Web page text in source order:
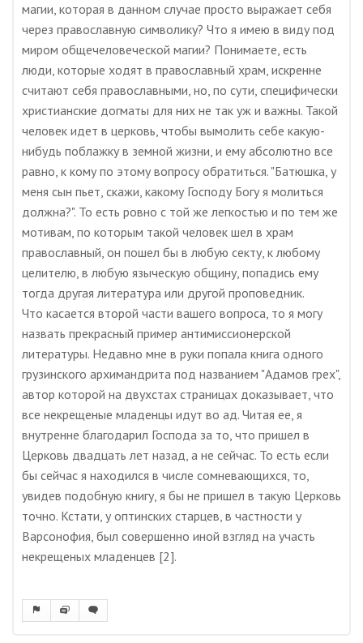
магии, которая в данном случае просто выражает себя
через православную символику? Что я имею в виду под
миром общечеловеческой магии? Понимаете, есть
люди, которые ходят в православный храм, искренне
считают себя православными, но, по сути, специфически
христианские догматы для них не так уж и важны. Такой
человек идет в церковь, чтобы вымолить себе какую-
нибудь поблажку в земной жизни, и ему абсолютно все
равно, к кому по этому вопросу обратиться. "Батюшка, у
меня сын пьет, скажи, какому Господу Богу я молиться
должна?". То есть ровно с той же легкостью и по тем же
мотивам, по которым такой человек шел в храм
православный, он пошел бы в любую секту, к любому
целителю, в любую языческую общину, попадись ему
тогда другая литература или другой проповедник.
Что касается второй части вашего вопроса, то я могу
назвать прекрасный пример антимиссионерской
литературы. Недавно мне в руки попала книга одного
грузинского архимандрита под названием "Адамов грех",
автор которой на двухстах страницах доказывает, что
все некрещеные младенцы идут во ад. Читая ее, я
внутренне благодарил Господа за то, что пришел в
Церковь двадцать лет назад, а не сейчас. То есть если
бы сейчас я находился в числе сомневающихся, то,
увидев подобную книгу, я бы не пришел в такую Церковь
точно. Кстати, у оптинских старцев, в частности у
Варсонофия, был совершенно иной взгляд на участь
некрещеных младенцев [2].